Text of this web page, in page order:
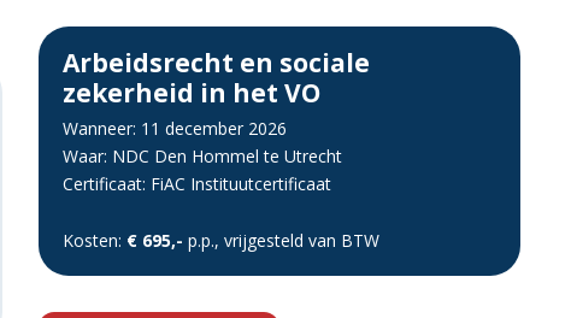
Arbeidsrecht en sociale
zekerheid in het VO
Wanneer: 11 december 2026
Waar: NDC Den Hommel te Utrecht
Certificaat: FiAC Instituutcertificaat
Kosten: € 695,- p.p., vrijgesteld van BTW